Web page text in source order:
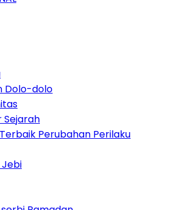
Dolo-dolo
Sejarah
Perubahan Perilaku
Jebi